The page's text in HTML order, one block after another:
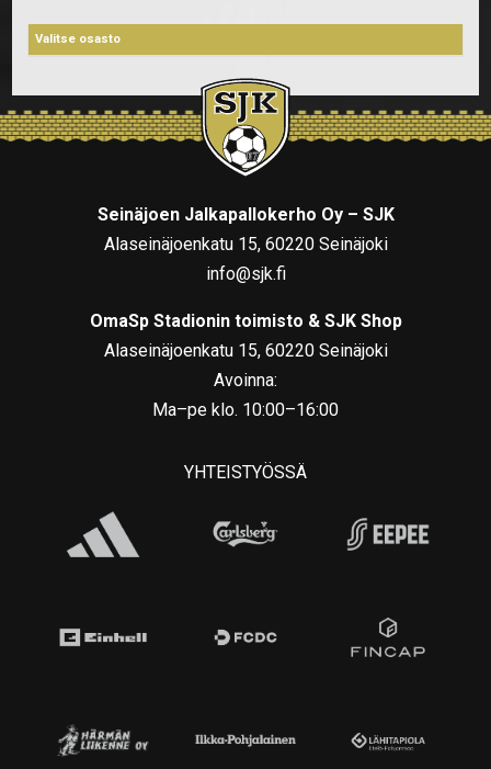
Seinäjoen Jalkapallokerho Oy – SJK
Alaseinäjoenkatu 15, 60220 Seinäjoki
info@sjk.fi
OmaSp Stadionin toimisto & SJK Shop
Alaseinäjoenkatu 15, 60220 Seinäjoki
Avoinna:
Ma–pe klo. 10:00–16:00
YHTEISTYÖSSÄ